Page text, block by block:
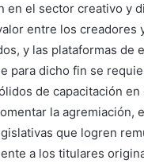
en el sector creativo y
entre los creadores
y las plataformas de
para dicho fin se
de capacitación en
la agremiación,
que logren
a los titulares